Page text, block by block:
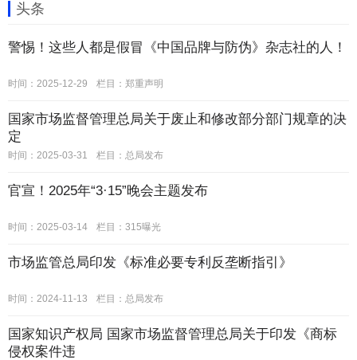
头条
警惕！这些人都是假冒《中国品牌与防伪》杂志社的人！
时间：2025-12-29 栏目： 郑重声明
国家市场监督管理总局关于废止和修改部分部门规章的决
定
时间：2025-03-31 栏目： 总局发布
官宣！2025年“3·15”晚会主题发布
时间：2025-03-14 栏目： 315曝光
市场监管总局印发《标准必要专利反垄断指引》
时间：2024-11-13 栏目： 总局发布
国家知识产权局 国家市场监督管理总局关于印发《商标
侵权案件违